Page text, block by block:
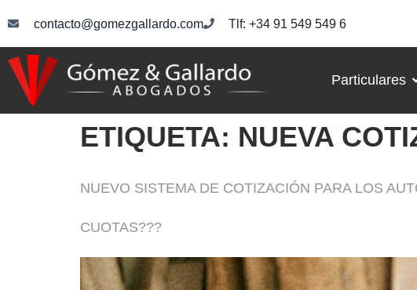
contacto@gomezgallardo.com Tlf: +34 91 549 549 6
Particulares
ETIQUETA: NUEVA
NUEVO SISTEMA DE COTIZACIÓN PARA LOS
CUOTAS???